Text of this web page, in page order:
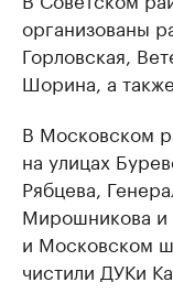
организованы
Горловская,
Шорина, а
В Московском
на улицах
Рябцева,
Мирошникова и
и Московском
чистили ДУКи